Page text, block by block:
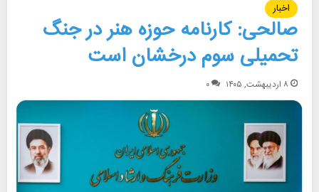
اخبار
صالحی: کارنامه حوزه هنر در جنگ
تحمیلی سوم درخشان است
۸ اردیبهشت, ۱۴۰۵ ۰